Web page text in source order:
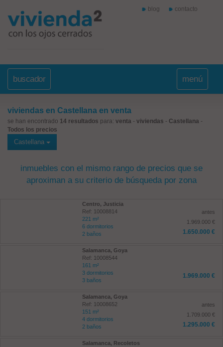
blog contacto
buscador menú
viviendas en Castellana en venta
se han encontrado 14 resultados para: venta - viviendas - Castellana -
Todos los precios
Castellana
inmuebles con el mismo rango de precios que se
aproximan a su criterio de búsqueda por zona
Centro, Justicia
Ref: 10008814
221 m²
6 dormitorios
2 baños
antes
1.969.000 €
1.650.000 €
Salamanca, Goya
Ref: 10008544
161 m²
3 dormitorios
3 baños
1.969.000 €
Salamanca, Goya
Ref: 10008652
151 m²
4 dormitorios
2 baños
antes
1.709.000 €
1.295.000 €
Salamanca, Recoletos